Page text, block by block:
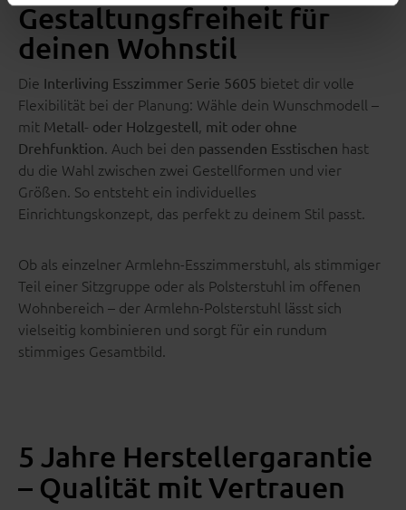
Gestaltungsfreiheit für
deinen Wohnstil
Die Interliving Esszimmer Serie 5605 bietet dir volle
Flexibilität bei der Planung: Wähle dein Wunschmodell –
mit Metall- oder Holzgestell, mit oder ohne
Drehfunktion. Auch bei den passenden Esstischen hast
du die Wahl zwischen zwei Gestellformen und vier
Größen. So entsteht ein individuelles
Einrichtungskonzept, das perfekt zu deinem Stil passt.
Ob als einzelner Armlehn-Esszimmerstuhl, als stimmiger
Teil einer Sitzgruppe oder als Polsterstuhl im offenen
Wohnbereich – der Armlehn-Polsterstuhl lässt sich
vielseitig kombinieren und sorgt für ein rundum
stimmiges Gesamtbild.
5 Jahre Herstellergarantie
– Qualität mit Vertrauen